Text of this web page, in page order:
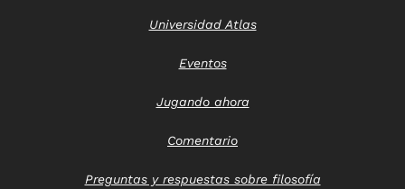
Universidad Atlas
Eventos
Jugando ahora
Comentario
Preguntas y respuestas sobre filosofía